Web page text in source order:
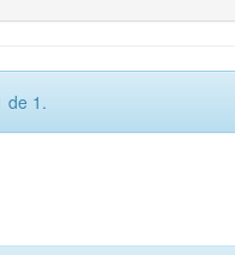
de 1.